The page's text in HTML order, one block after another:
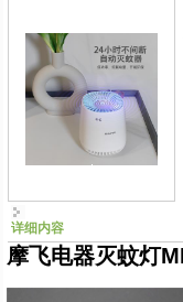
详细内容
摩飞电器灭蚊灯